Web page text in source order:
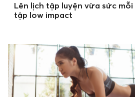
Lên lịch tập luyện vừa sức
tập low impact